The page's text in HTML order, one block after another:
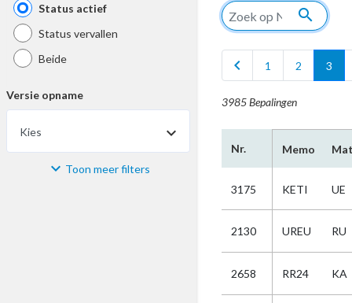
Status actief
Status vervallen
Beide
Versie opname
Kies
Materiaal Toon meer filters
search
chevron_left 1 2 3
3985 Bepalingen
Nr. Memo
3175 KETI UE
2130 UREU RU
2658 RR24 KA